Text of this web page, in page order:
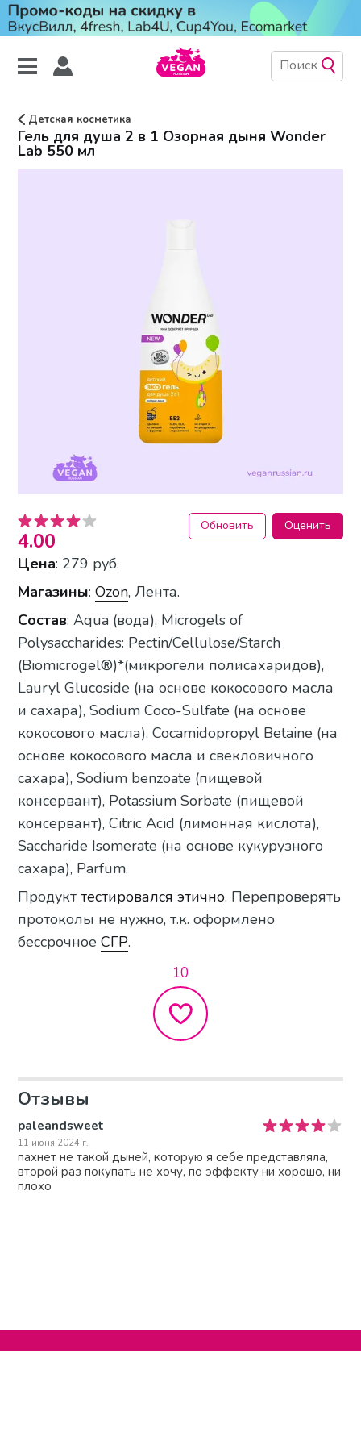
Детская косметика
Гель для душа 2 в 1 Озорная дыня Wonder
Lab 550 мл
4.00
Обновить Оценить
Цена: 279 руб.
Магазины:Ozon, Лента.
Состав: Aqua (вода), Microgels of
Polysaccharides: Pectin/Cellulose/Starch
(Biomicrogel®)*(микрогели полисахаридов),
Lauryl Glucoside (на основе кокосового масла
и сахара), Sodium Coco-Sulfate (на основе
кокосового масла), Cocamidopropyl Betaine (на
основе кокосового масла и свекловичного
сахара), Sodium benzoate (пищевой
консервант), Potassium Sorbate (пищевой
консервант), Citric Acid (лимонная кислота),
Saccharide Isomerate (на основе кукурузного
сахара), Parfum.
Продукттестировался этично. Перепроверять
протоколы не нужно, т.к. оформлено
бессрочноеСГР.
10
Отзывы
paleandsweet
11 июня 2024 г.
пахнет не такой дыней, которую я себе представляла,
второй раз покупать не хочу, по эффекту ни хорошо, ни
плохо